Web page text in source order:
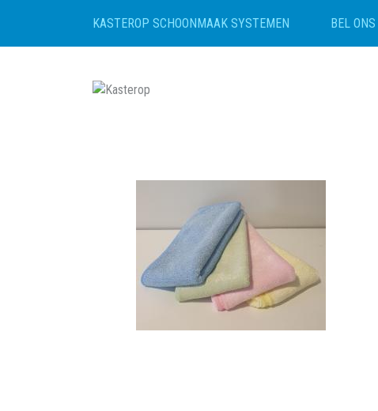
KASTEROP SCHOONMAAK SYSTEMEN BEL ONS